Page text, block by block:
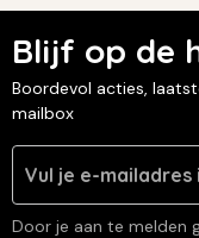
Blijf op de
Boordevol acties,
mailbox
Door je aan te melden